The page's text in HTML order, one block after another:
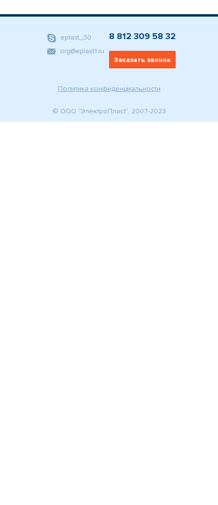
Политика конфиденциальности
eplast_30
org@eplast1.ru
8 812 309 58 32
Заказать звонок
© ООО "ЭлектроПласт", 2007-2023